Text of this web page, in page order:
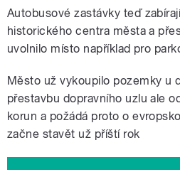
Autobusové zastávky teď
historického centra města a
uvolnilo místo například pro
Město už vykoupilo pozemky u
přestavbu dopravního uzlu ale
korun a požádá proto o
začne stavět už příští rok